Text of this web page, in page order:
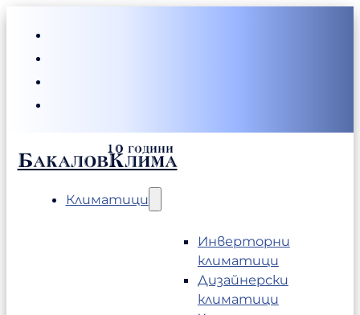
БакаловКлима
Климатици
Инверторни
климатици
Дизайнерски
климатици